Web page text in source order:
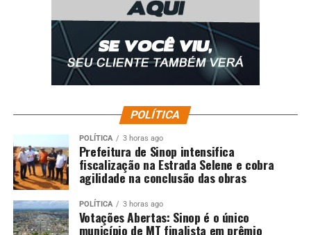
POLÍTICA
POLÍTICA 3 horas ago
Prefeitura de Sinop intensifica
fiscalização na Estrada Selene e cobra
agilidade na conclusão das obras
POLÍTICA 3 horas ago
Votações Abertas: Sinop é o único
município de MT finalista em prêmio